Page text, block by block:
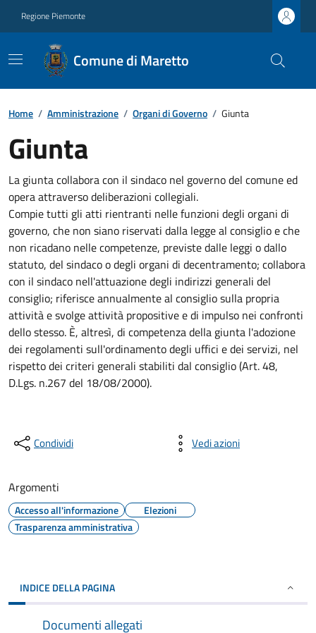
Regione Piemonte
Comune di Maretto
Home / Amministrazione / Organi di Governo / Giunta
Giunta
La giunta collabora con il sindaco nel governo del comune ed
opera attraverso deliberazioni collegiali.
Compie tutti gli atti rientranti nelle funzioni degli organi di
governo, che non siano riservati dalla legge al consiglio e che
non ricadano nelle competenze, previste dalle leggi o dallo
statuto, del sindaco o degli organi di decentramento; collabora
con il sindaco nell'attuazione degli indirizzi generali del
consiglio; riferisce annualmente al consiglio sulla propria
attività e svolge attività propositive e di impulso nei confronti
dello stesso. È, altresì, di competenza della giunta l'adozione
dei regolamenti sull'ordinamento degli uffici e dei servizi, nel
rispetto dei criteri generali stabiliti dal consiglio (Art. 48,
D.Lgs. n.267 del 18/08/2000).
Condividi Vedi azioni
Argomenti
Accesso all'informazione
Elezioni
Trasparenza amministrativa
INDICE DELLA PAGINA
Documenti allegati